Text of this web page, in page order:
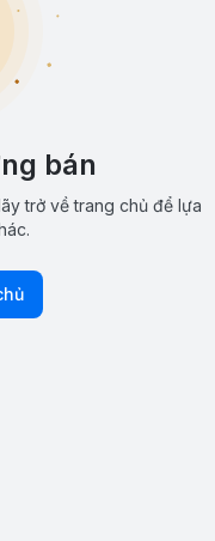
bán
trở về trang chủ để lựa